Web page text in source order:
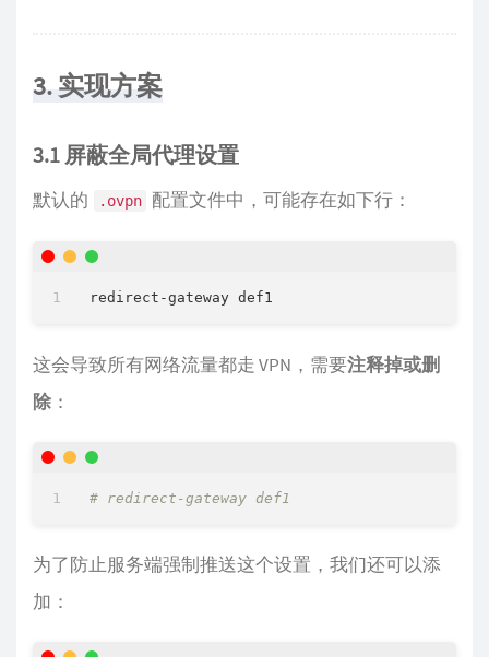
3. 实现方案
3.1 屏蔽全局代理设置
默认的 .ovpn 配置文件中，可能存在如下行：
这会导致所有网络流量都走 VPN，需要注释掉或删
除 ：
# redirect-gateway def1
为了防止服务端强制推送这个设置，我们还可以添
加：